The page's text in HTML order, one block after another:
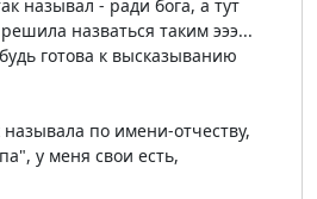
называл - ради бога, а тут
назваться таким эээ...
готова к высказыванию
по имени-отчеству,
у меня свои есть,